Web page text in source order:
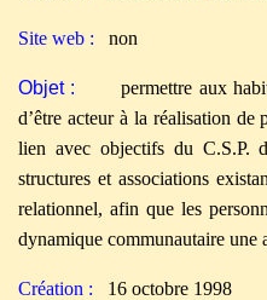
Site web : non
Objet :permettre aux
d’être acteur à la réalisation
lien avec objectifs du C.S.P.
structures et associations
relationnel, afin que les
dynamique communautaire une
Création : 16 octobre 1998